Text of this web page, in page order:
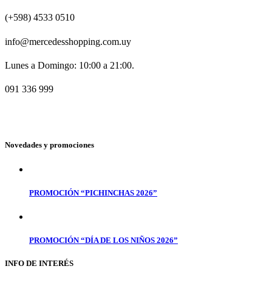
(+598) 4533 0510
info@mercedesshopping.com.uy
Lunes a Domingo: 10:00 a 21:00.
091 336 999
Novedades y promociones
PROMOCIÓN “PICHINCHAS 2026”
PROMOCIÓN “DÍA DE LOS NIÑOS 2026”
INFO DE INTERÉS